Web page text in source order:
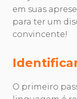
em suas
para ter um
convincente!
O primeiro